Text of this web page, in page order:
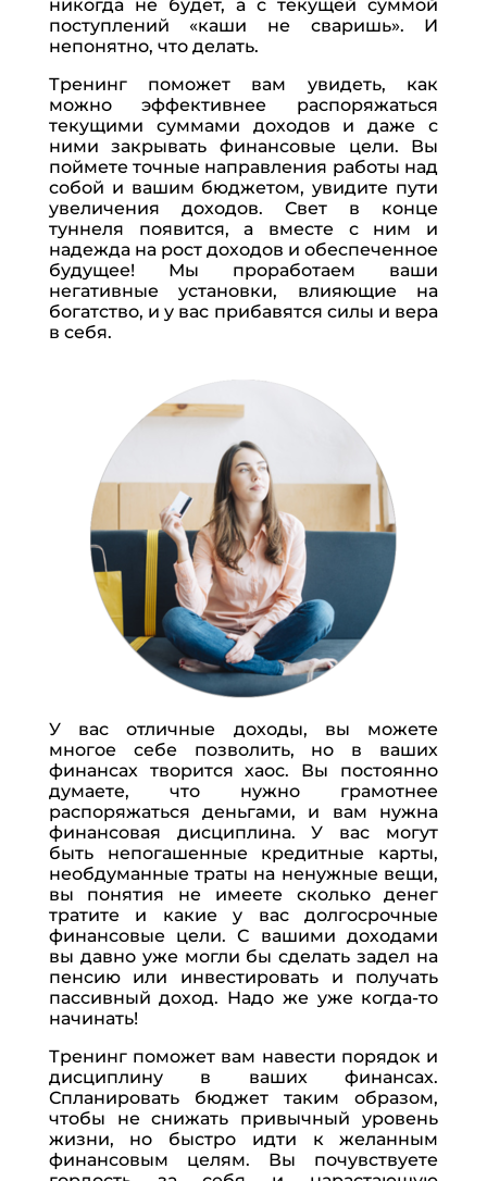
magiya-zhenskix-deneg/ [...]
go to website- ... [Trackback] [...] Read More on on
[...]
เว็บปั้มไลค์
- ... [Trackback] [...] Here you will find 77724
additional Info to that Topic: eharitonova.ru/efiry-magiya-
zhenskix-deneg/ [...]
av ซับไทย- ... [Trackback] [...] There you can find 86405
additional Information on that Topic: eharitonova.ru/efiry-
magiya-zhenskix-deneg/ [...]
ประวัติความเป็นมาของ แทงหวย 365
- ... [Trackback] [...]
Here you will find 31374 more Info on that Topic:
- ... [Trackback] [...] Here you will find
14498 more Info on that Topic: eharitonova.ru/efiry-
magiya-zhenskix-deneg/ [...]
電子煙
- ... [Trackback] [...] There you can find 10472
additional Information on that Topic: eharitonova.ru/efiry-
magiya-zhenskix-deneg/ [...]
pinupkazinoskachatnatelefonbesplatno.jylutehnika.kz
- ... [Trackback] [...] Find More to that Topic:
eharitonova.ru/efiry-magiya-zhenskix-deneg/ [...]
รับแปลภาษา- ... [Trackback] [...] Read More here to that
Topic: eharitonova.ru/efiry-magiya-zhenskix-deneg/ [...]
- ... [Trackback] [...] Here you will find
68524 additional Info to that Topic: eharitonova.ru/efiry-
magiya-zhenskix-deneg/ [...]
app star casino- ... [Trackback] [...] Find More on that
Topic: eharitonova.ru/efiry-magiya-zhenskix-deneg/ [...]
1win kazino- ... [Trackback] [...] Info on that Topic:
eharitonova.ru/efiry-magiya-zhenskix-deneg/ [...]
Оставить комментарий
Ваш адрес email не будет опубликован.
Обязательные поля помечены*
никогда не будет, а с текущей суммой
поступлений «каши не сваришь». И
непонятно, что делать.
Тренинг поможет вам увидеть, как
можно эффективнее распоряжаться
текущими суммами доходов и даже с
ними закрывать финансовые цели. Вы
поймете точные направления работы над
собой и вашим бюджетом, увидите пути
увеличения доходов. Свет в конце
туннеля появится, а вместе с ним и
надежда на рост доходов и обеспеченное
будущее! Мы проработаем ваши
негативные установки, влияющие на
богатство, и у вас прибавятся силы и вера
в себя.
У вас отличные доходы, вы можете
многое себе позволить, но в ваших
финансах творится хаос. Вы постоянно
думаете, что нужно грамотнее
распоряжаться деньгами, и вам нужна
финансовая дисциплина. У вас могут
быть непогашенные кредитные карты,
необдуманные траты на ненужные вещи,
вы понятия не имеете сколько денег
тратите и какие у вас долгосрочные
финансовые цели. С вашими доходами
вы давно уже могли бы сделать задел на
пенсию или инвестировать и получать
пассивный доход. Надо же уже когда-то
начинать!
Тренинг поможет вам навести порядок и
дисциплину в ваших финансах.
Спланировать бюджет таким образом,
чтобы не снижать привычный уровень
жизни, но быстро идти к желанным
финансовым целям. Вы почувствуете